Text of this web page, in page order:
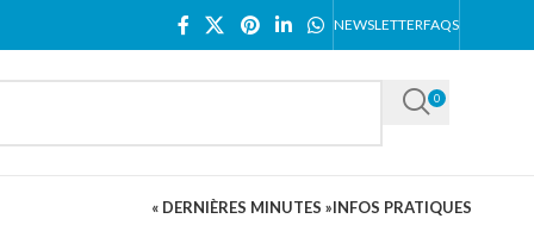
NEWSLETTERFAQS
0
« DERNIÈRES MINUTES »INFOS PRATIQUES